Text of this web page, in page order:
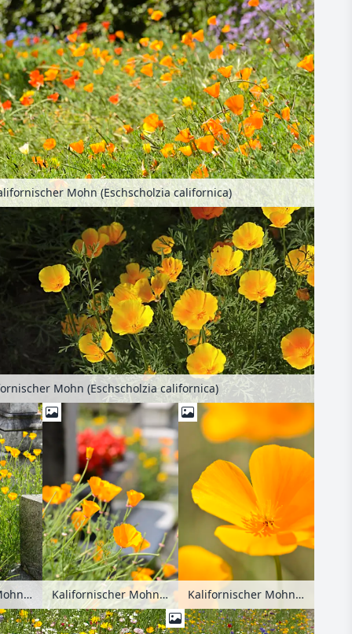
Mohn (Eschscholzia californica)
Mohn (Eschscholzia californica)
Kalifornischer Mohn (Eschscholzia californica) zwischen Grabsteinen Kalifornischer Mohn (Eschscholzia californica) zwischen Grabsteinen Kalifornischer Mohn (Eschscholzia californica)